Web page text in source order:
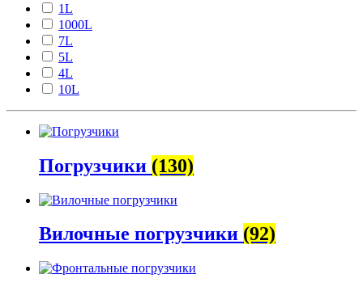
1L
1000L
7L
5L
4L
10L
Погрузчики (130)
Вилочные погрузчики (92)